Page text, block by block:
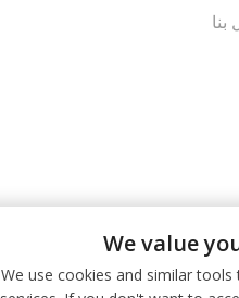
بنا
We value
We use cookies and similar